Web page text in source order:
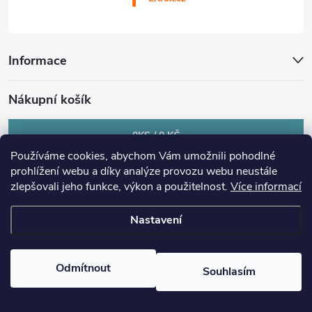
Používáme cookies, abychom Vám umožnili pohodlné
prohlížení webu a díky analýze provozu webu neustále
zlepšovali jeho funkce, výkon a použitelnost. Více informací
Nastavení
Odmítnout Souhlasím
Informace
Nákupní košík
0KS /0 KČ
cookies